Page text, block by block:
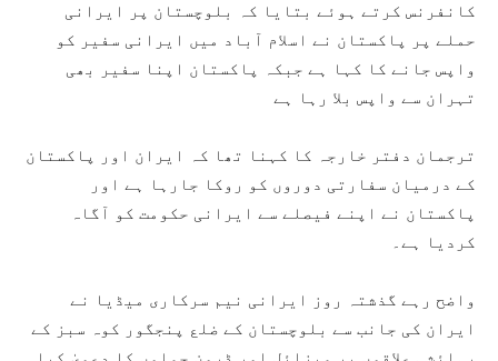
کانفرنس کرتے ہوئے بتایا کہ بلوچستان پر ایرانی
حملے پر پاکستان نے اسلام آباد میں ایرانی سفیر کو
واپس جانے کا کہا ہے جبکہ پاکستان اپنا سفیر بھی
تہران سے واپس بلا رہا ہے
ترجمان دفتر خارجہ کا کہنا تھا کہ ایران اور پاکستان
کے درمیان سفارتی دوروں کو روکا جارہا ہے اور
پاکستان نے اپنے فیصلے سے ایرانی حکومت کو آگاہ
کردیا ہے۔
واضح رہے گذشتہ روز ایرانی نیم سرکاری میڈیا نے
ایران کی جانب سے بلوچستان کے ضلع پنجگور کوہ سبز کے
رہائشی علاقوں پر میزائل اور ڈرون حملوں کا دعویٰ کیا